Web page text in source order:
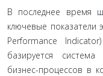
В последнее время
ключевые показатели
Performance
базируется
бизнес-процессов в